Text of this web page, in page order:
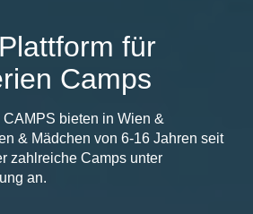
für
Camps
bieten in Wien &
& Mädchen von 6-16 Jahren seit
zahlreiche Camps unter
an.